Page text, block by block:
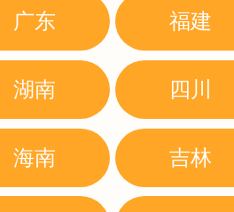
广东 福建
湖南 四川
海南 吉林